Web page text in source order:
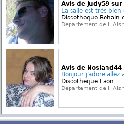
Avis de Judy59
La salle est très bien
Discotheque Bohain
Département de l'
Avis de
Bonjour j'adore allez
Discotheque Laon
Département de l'